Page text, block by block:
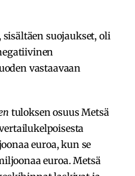
suojaukset, oli
vastaavaan
tuloksen osuus Metsä
euroa, kun se
euroa. Metsä